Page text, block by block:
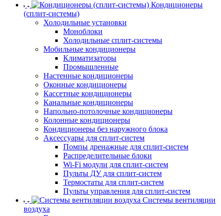
Кондиционеры
(сплит-системы)
Холодильные установки
Моноблоки
Холодильные сплит-системы
Мобильные кондиционеры
Климатизаторы
Промышленные
Настенные кондиционеры
Оконные кондиционеры
Кассетные кондиционеры
Канальные кондиционеры
Напольно-потолочные кондиционеры
Колонные кондиционеры
Кондиционеры без наружного блока
Аксессуары для сплит-систем
Помпы дренажные для сплит-систем
Распределительные блоки
Wi-Fi модули для сплит-систем
Пульты ДУ для сплит-систем
Термостаты для сплит-систем
Пульты управления для сплит-систем
Системы вентиляции
воздуха